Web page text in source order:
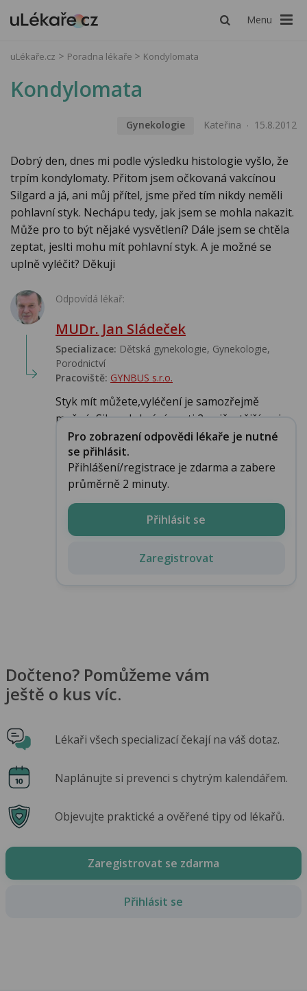
Menu
uLékaře.cz Poradna lékaře Kondylomata
Kondylomata
Gynekologie Kateřina 15.8.2012
Dobrý den, dnes mi podle výsledku histologie vyšlo, že
trpím kondylomaty. Přitom jsem očkovaná vakcínou
Silgard a já, ani můj přítel, jsme před tím nikdy neměli
pohlavní styk. Nechápu tedy, jak jsem se mohla nakazit.
Může pro to být nějaké vysvětlení? Dále jsem se chtěla
zeptat, jeslti mohu mít pohlavní styk. A je možné se
uplně vyléčit? Děkuji
Odpovídá lékař:
MUDr. Jan Sládeček
Specializace: Dětská gynekologie, Gynekologie,
Porodnictví
Pracoviště: GYNBUS s.r.o.
Styk mít můžete,vyléčení je samozřejmě
možné, Silgard chrání proti 2 nejčastějším vi...
Pro zobrazení odpovědi lékaře je nutné
se přihlásit.
Přihlášení/registrace je zdarma a zabere
průměrně 2 minuty.
Přihlásit se
Zaregistrovat
Dočteno? Pomůžeme vám
ještě o kus víc.
Lékaři všech specializací čekají na váš dotaz.
Naplánujte si prevenci s chytrým kalendářem.
Objevujte praktické a ověřené tipy od lékařů.
Zaregistrovat se zdarma
Přihlásit se